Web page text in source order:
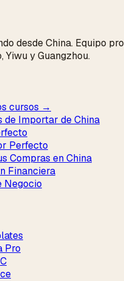
desde China. Equipo
Yiwu y Guangzhou.
cursos →
de Importar de China
Perfecto
Compras en China
Financiera
Negocio
Pro